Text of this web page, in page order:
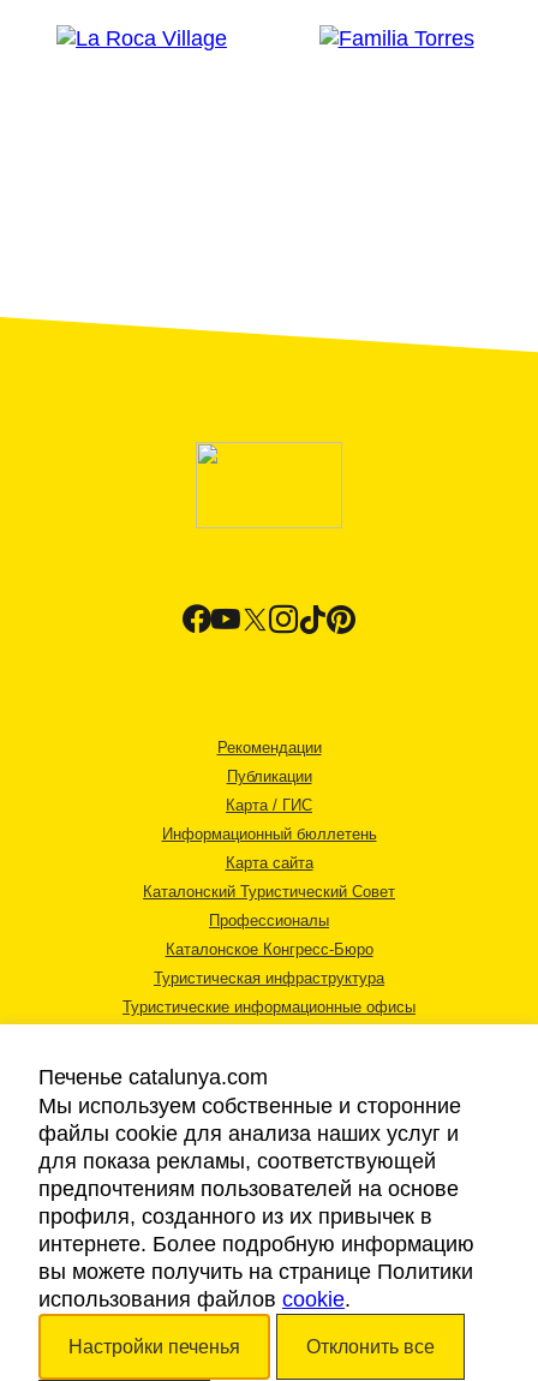
Рекомендации
Публикации
Карта / ГИС
Информационный бюллетень
Карта сайта
Каталонский Туристический Совет
Профессионалы
Каталонское Конгресс-Бюро
Туристическая инфраструктура
Туристические информационные офисы
Правовая информация
Cookies
Доступность
Авторские права © 2026. Каталонский Туристический Совет. Все права
Печенье catalunya.com
Мы используем собственные и сторонние
файлы cookie для анализа наших услуг и
для показа рекламы, соответствующей
предпочтениям пользователей на основе
профиля, созданного из их привычек в
интернете. Более подробную информацию
вы можете получить на странице Политики
использования файлов cookie.
Настройки печенья Отклонить все